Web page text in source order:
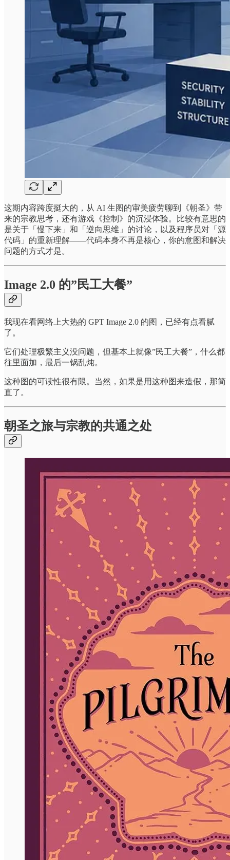
这期内容跨度挺大的，从 AI 生图的审美疲劳聊到《朝圣》带
来的宗教思考，还有游戏《控制》的沉浸体验。比较有意思的
是关于「慢下来」和「逆向思维」的讨论，以及程序员对「源
代码」的重新理解——代码本身不再是核心，你的意图和解决
问题的方式才是。
Image 2.0 的”民工大餐”
我现在看网络上大热的 GPT Image 2.0 的图，已经有点看腻
了。
它们处理极繁主义没问题，但基本上就像”民工大餐”，什么都
往里面加，最后一锅乱炖。
这种图的可读性很有限。当然，如果是用这种图来造假，那简
直了。
朝圣之旅与宗教的共通之处